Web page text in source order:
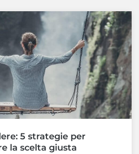
5 strategie per
la scelta giusta